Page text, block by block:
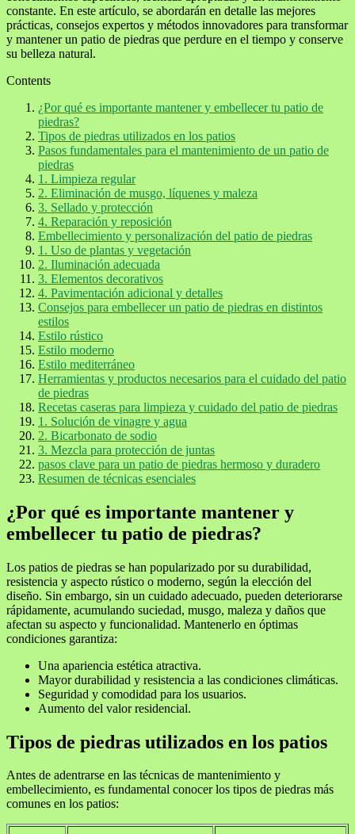
constante. En este artículo, se abordarán en detalle las mejores
prácticas, consejos expertos y métodos innovadores para transformar
y mantener un patio de piedras que perdure en el tiempo y conserve
su belleza natural.
Contents
¿Por qué es importante mantener y embellecer tu patio de
piedras?
Tipos de piedras utilizados en los patios
Pasos fundamentales para el mantenimiento de un patio de
piedras
1. Limpieza regular
2. Eliminación de musgo, líquenes y maleza
3. Sellado y protección
4. Reparación y reposición
Embellecimiento y personalización del patio de piedras
1. Uso de plantas y vegetación
2. Iluminación adecuada
3. Elementos decorativos
4. Pavimentación adicional y detalles
Consejos para embellecer un patio de piedras en distintos
estilos
Estilo rústico
Estilo moderno
Estilo mediterráneo
Herramientas y productos necesarios para el cuidado del patio
de piedras
Recetas caseras para limpieza y cuidado del patio de piedras
1. Solución de vinagre y agua
2. Bicarbonato de sodio
3. Mezcla para protección de juntas
pasos clave para un patio de piedras hermoso y duradero
Resumen de técnicas esenciales
¿Por qué es importante mantener y
embellecer tu patio de piedras?
Los patios de piedras se han popularizado por su durabilidad,
resistencia y aspecto rústico o moderno, según la elección del
diseño. Sin embargo, sin un cuidado adecuado, pueden deteriorarse
rápidamente, acumulando suciedad, musgo, maleza y daños que
afectan su aspecto y funcionalidad. Mantenerlo en óptimas
condiciones garantiza:
Una apariencia estética atractiva.
Mayor durabilidad y resistencia a las condiciones climáticas.
Seguridad y comodidad para los usuarios.
Aumento del valor residencial.
Tipos de piedras utilizados en los patios
Antes de adentrarse en las técnicas de mantenimiento y
embellecimiento, es fundamental conocer los tipos de piedras más
comunes en los patios: